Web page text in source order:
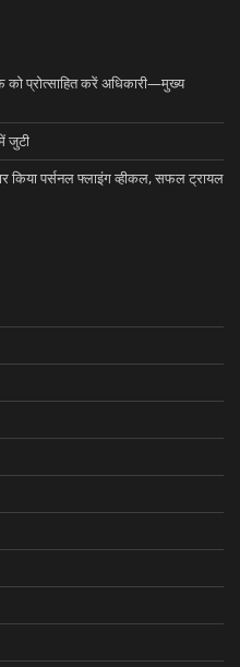
को प्रोत्साहित करें अधिकारी—मुख्य
जुटी
किया पर्सनल फ्लाइंग व्हीकल, सफल ट्रायल